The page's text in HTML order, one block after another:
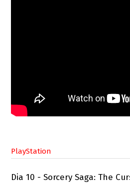
PlayStation
Dia 10 - Sorcery Saga: The